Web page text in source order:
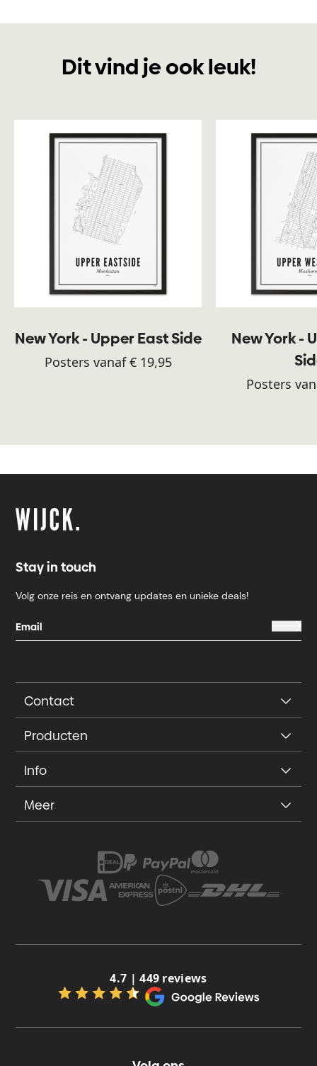
Dit vind je ook leuk!
New York - Upper East Side
Posters vanaf € 19,95
New York -
Posters
Stay in touch
Volg onze reis en ontvang updates en unieke deals!
Contact
Producten
Info
Meer
4.7 | 449 reviews